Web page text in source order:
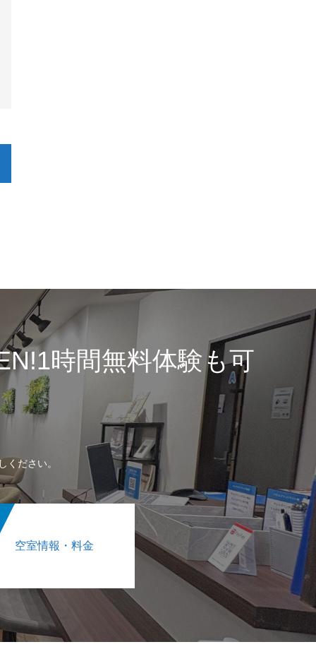
時間無料体験も可
ださい。
空室情報・料金